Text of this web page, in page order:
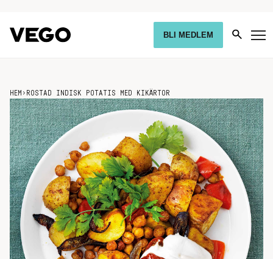
BLI MEDLEM
HEM › ROSTAD INDISK POTATIS MED KIKÄRTOR